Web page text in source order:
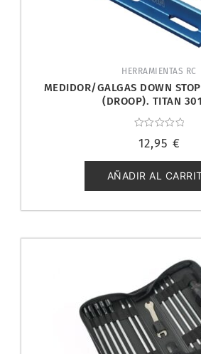
HERRAMIENTAS RC
MEDIDOR/GALGAS DOWN
(DROOP). TITAN
con
de
5
12,95 €
AÑADIR AL